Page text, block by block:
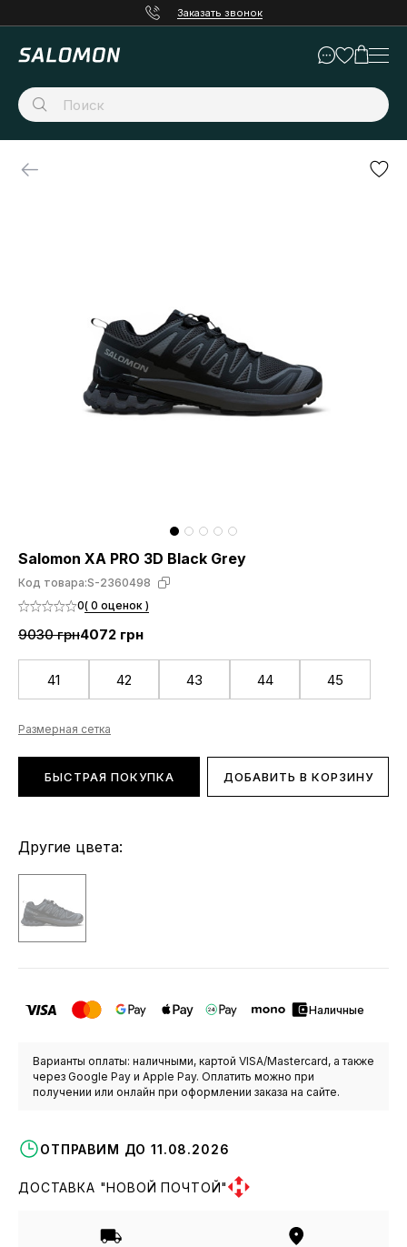
Заказать звонок
Salomon XA PRO 3D Black Grey
Код товара:S-2360498
0( 0 оценок )
9030 грн4072 грн
41 42 43 44 45
Размерная сетка
БЫСТРАЯ ПОКУПКА ДОБАВИТЬ В КОРЗИНУ
Другие цвета:
Наличные
Варианты оплаты: наличными, картой VISA/Mastercard, а также
через Google Pay и Apple Pay. Оплатить можно при
получении или онлайн при оформлении заказа на сайте.
ОТПРАВИМ ДО 11.08.2026
ДОСТАВКА "НОВОЙ ПОЧТОЙ"